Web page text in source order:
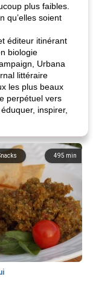
plus faibles.
qu’elles soient
éditeur itinérant
biologie
Urbana
littéraire
les plus beaux
perpétuel vers
inspirer,
495 min